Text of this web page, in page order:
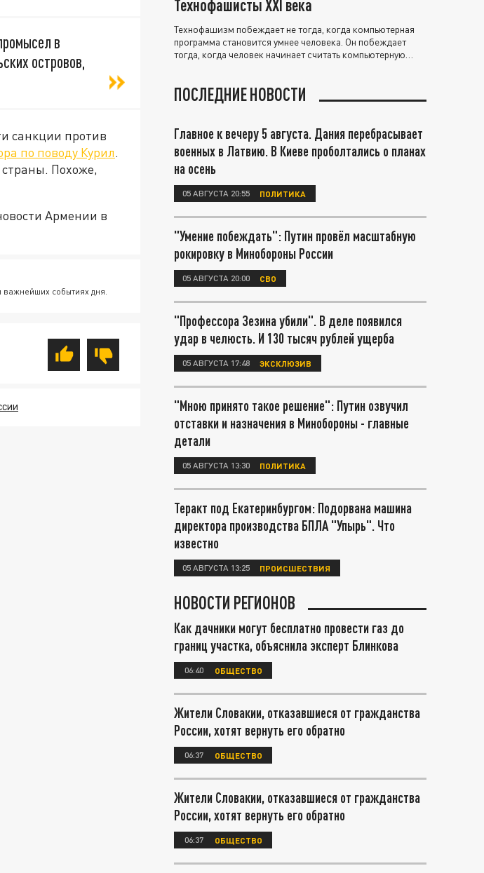
в
островов,
санкции против
по поводу Курил.
Похоже,
Армении в
важнейших событиях дня.
Технофашисты XXI века
Технофашизм побеждает не тогда, когда компьютерная
программа становится умнее человека. Он побеждает
тогда, когда человек начинает считать компьютерную
ПОСЛЕДНИЕ НОВОСТИ
Главное к вечеру 5 августа. Дания перебрасывает
военных в Латвию. В Киеве проболтались о планах
на осень
05 АВГУСТА 20:55 ПОЛИТИКА
"Умение побеждать": Путин провёл масштабную
рокировку в Минобороны России
05 АВГУСТА 20:00 СВО
"Профессора Зезина убили". В деле появился
удар в челюсть. И 130 тысяч рублей ущерба
05 АВГУСТА 17:48 ЭКСКЛЮЗИВ
"Мною принято такое решение": Путин озвучил
отставки и назначения в Минобороны - главные
детали
05 АВГУСТА 13:30 ПОЛИТИКА
Теракт под Екатеринбургом: Подорвана машина
директора производства БПЛА "Упырь". Что
известно
05 АВГУСТА 13:25 ПРОИСШЕСТВИЯ
НОВОСТИ РЕГИОНОВ
Как дачники могут бесплатно провести газ до
границ участка, объяснила эксперт Блинкова
06:40 ОБЩЕСТВО
Жители Словакии, отказавшиеся от гражданства
России, хотят вернуть его обратно
06:37 ОБЩЕСТВО
Жители Словакии, отказавшиеся от гражданства
России, хотят вернуть его обратно
06:37 ОБЩЕСТВО